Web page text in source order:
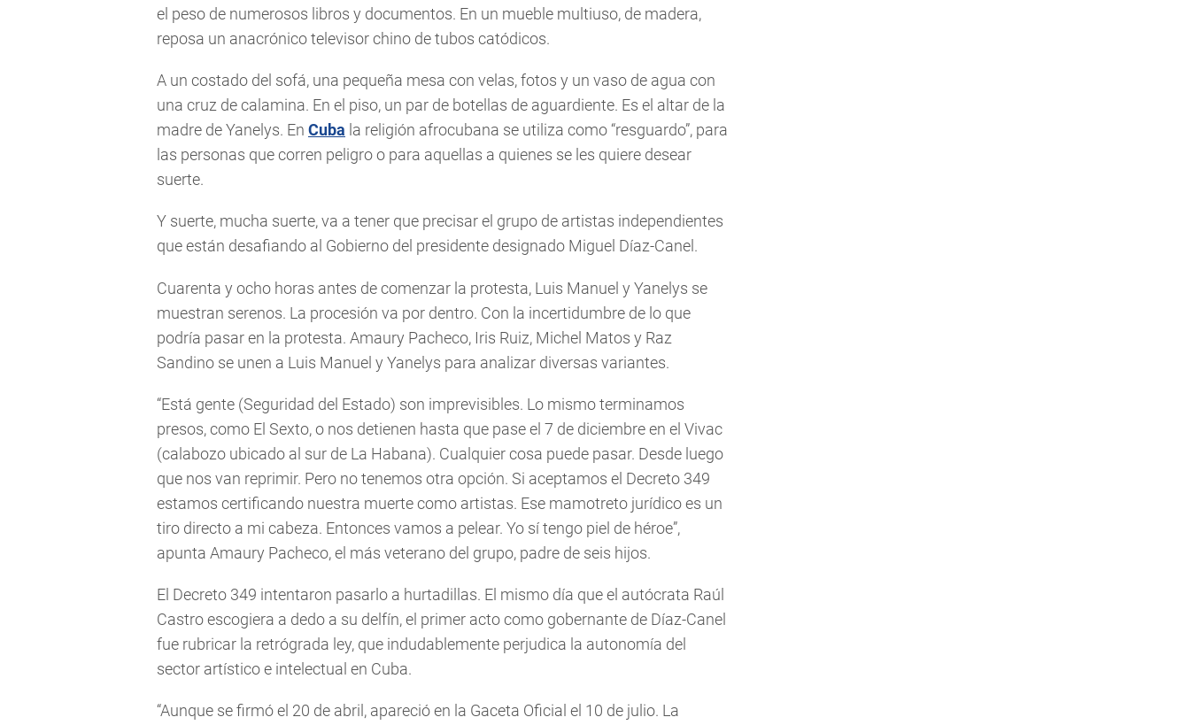
el peso de numerosos libros y documentos. En un mueble multiuso, de madera,
reposa un anacrónico televisor chino de tubos catódicos.
A un costado del sofá, una pequeña mesa con velas, fotos y un vaso de agua con
una cruz de calamina. En el piso, un par de botellas de aguardiente. Es el altar de la
madre de Yanelys. En Cuba la religión afrocubana se utiliza como “resguardo”, para
las personas que corren peligro o para aquellas a quienes se les quiere desear
suerte.
Y suerte, mucha suerte, va a tener que precisar el grupo de artistas independientes
que están desafiando al Gobierno del presidente designado Miguel Díaz-Canel.
Cuarenta y ocho horas antes de comenzar la protesta, Luis Manuel y Yanelys se
muestran serenos. La procesión va por dentro. Con la incertidumbre de lo que
podría pasar en la protesta. Amaury Pacheco, Iris Ruiz, Michel Matos y Raz
Sandino se unen a Luis Manuel y Yanelys para analizar diversas variantes.
“Está gente (Seguridad del Estado) son imprevisibles. Lo mismo terminamos
presos, como El Sexto, o nos detienen hasta que pase el 7 de diciembre en el Vivac
(calabozo ubicado al sur de La Habana). Cualquier cosa puede pasar. Desde luego
que nos van reprimir. Pero no tenemos otra opción. Si aceptamos el Decreto 349
estamos certificando nuestra muerte como artistas. Ese mamotreto jurídico es un
tiro directo a mi cabeza. Entonces vamos a pelear. Yo sí tengo piel de héroe”,
apunta Amaury Pacheco, el más veterano del grupo, padre de seis hijos.
El Decreto 349 intentaron pasarlo a hurtadillas. El mismo día que el autócrata Raúl
Castro escogiera a dedo a su delfín, el primer acto como gobernante de Díaz-Canel
fue rubricar la retrógrada ley, que indudablemente perjudica la autonomía del
sector artístico e intelectual en Cuba.
“Aunque se firmó el 20 de abril, apareció en la Gaceta Oficial el 10 de julio. La